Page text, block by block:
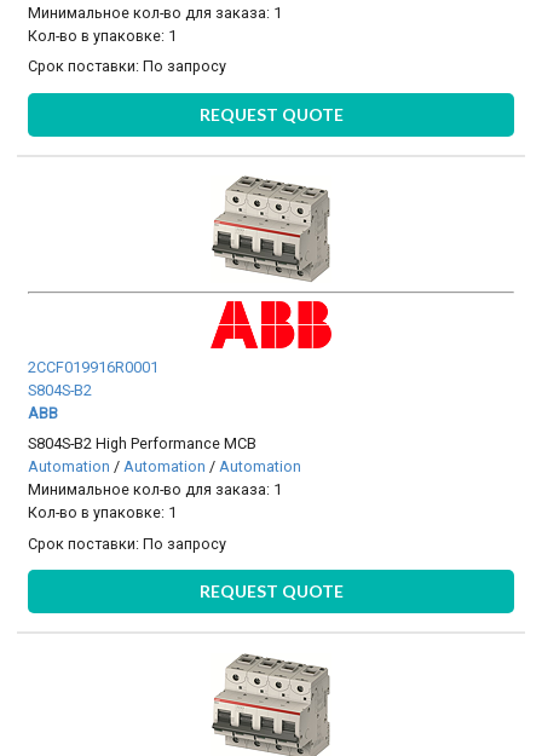
Минимальное кол-во для заказа: 1
Кол-во в упаковке: 1
Срок поставки:По запросу
REQUEST QUOTE
2CCF019916R0001
S804S-B2
ABB
S804S-B2 High Performance MCB
Automation /Automation /Automation
Минимальное кол-во для заказа: 1
Кол-во в упаковке: 1
Срок поставки:По запросу
REQUEST QUOTE